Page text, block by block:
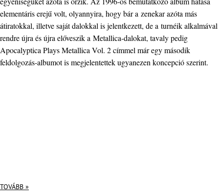
elementáris erejű volt, olyannyira, hogy bár a zenekar azóta más
átiratokkal, illetve saját dalokkal is jelentkezett, de a turnéik alkalmával
rendre újra és újra előveszik a Metallica-dalokat, tavaly pedig
Apocalyptica Plays Metallica Vol. 2 címmel már egy második
feldolgozás-albumot is megjelentettek ugyanezen koncepció szerint.
TOVÁBB »